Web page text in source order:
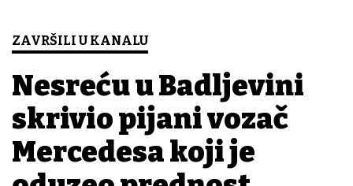
ZAVRŠILI U KANALU
Nesreću u Badljevini
skrivio pijani vozač
Mercedesa koji je